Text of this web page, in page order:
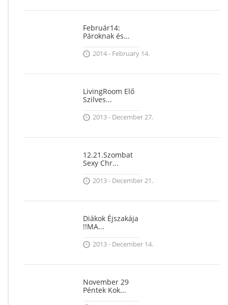
Február14:
Pároknak és...
2014 - February 14.
LivingRoom Elő
Szilves...
2013 - December 27.
12.21.Szombat
Sexy Chr...
2013 - December 21.
Diákok Éjszakája
!!MA...
2013 - December 14.
November 29
Péntek Kok...